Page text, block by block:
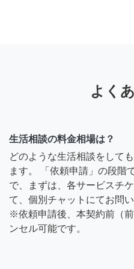
よく
生活相談の料金相場は？
どのような生活相談をして
ます。 「依頼申請」の段階
で、まずは、各サービスチ
て、個別チャットにてお問
※依頼申請後、本契約前（
ンセル可能です。